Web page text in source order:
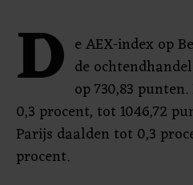
D e AEX-index op
de
op 730,83
0,3 procent, tot 1046,72
Parijs daalden tot 0,3
procent.